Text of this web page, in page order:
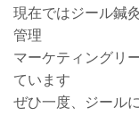
現在ではジール鍼
管理
マーケティングリ
ています
ぜひ一度、ジール